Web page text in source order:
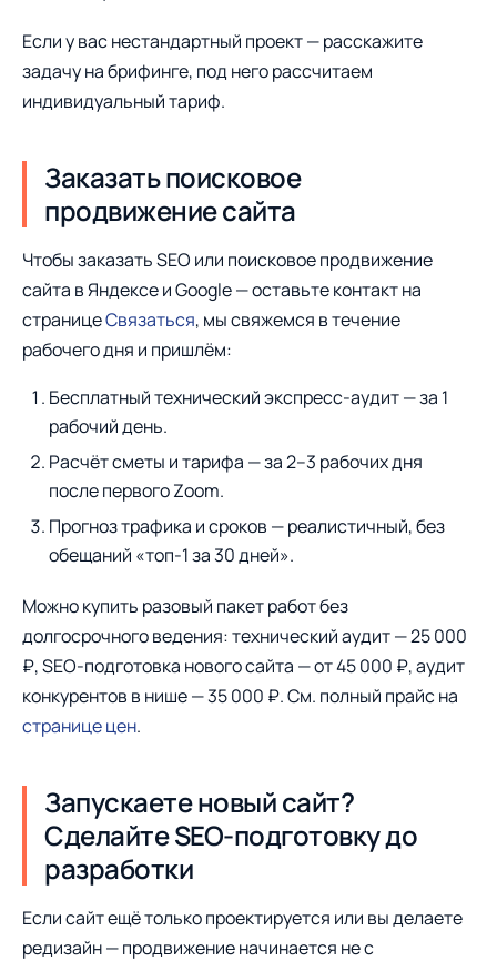
Если у вас нестандартный проект — расскажите
задачу на брифинге, под него рассчитаем
индивидуальный тариф.
Заказать поисковое
продвижение сайта
Чтобы заказать SEO или поисковое продвижение
сайта в Яндексе и Google — оставьте контакт на
страницеСвязаться, мы свяжемся в течение
рабочего дня и пришлём:
Бесплатный технический экспресс-аудит — за 1
рабочий день.
Расчёт сметы и тарифа — за 2–3 рабочих дня
после первого Zoom.
Прогноз трафика и сроков — реалистичный, без
обещаний «топ-1 за 30 дней».
Можно купить разовый пакет работ без
долгосрочного ведения: технический аудит — 25 000
₽, SEO-подготовка нового сайта — от 45 000 ₽, аудит
конкурентов в нише — 35 000 ₽. См. полный прайс на
странице цен.
Запускаете новый сайт?
Сделайте SEO-подготовку до
разработки
Если сайт ещё только проектируется или вы делаете
редизайн — продвижение начинается не с